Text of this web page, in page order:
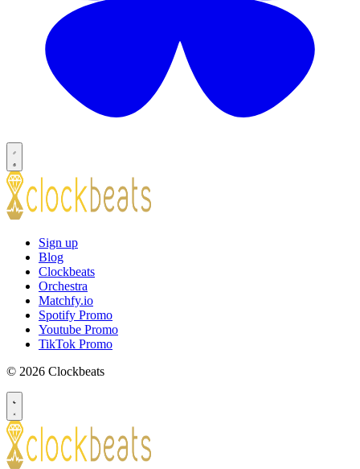
Sign up
Blog
Clockbeats
Orchestra
Matchfy.io
Spotify Promo
Youtube Promo
TikTok Promo
© 2026 Clockbeats